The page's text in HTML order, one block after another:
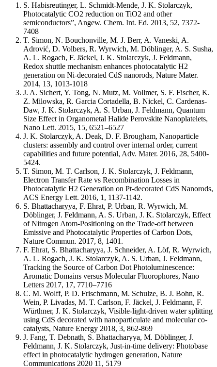
S. Habisreutinger, L. Schmidt-Mende, J. K. Stolarczyk,
Photocatalytic CO2 reduction on TiO2 and other
semiconductors”, Angew. Chem. Int. Ed. 2013, 52, 7372-
7408
T. Simon, N. Bouchonville, M. J. Berr, A. Vaneski, A.
Adrović, D. Volbers, R. Wyrwich, M. Döblinger, A. S. Susha,
A. L. Rogach, F. Jäckel, J. K. Stolarczyk, J. Feldmann,
Redox shuttle mechanism enhances photocatalytic H2
generation on Ni-decorated CdS nanorods, Nature Mater.
2014, 13, 1013-1018
J. A. Sichert, Y. Tong, N. Mutz, M. Vollmer, S. F. Fischer, K.
Z. Milowska, R. Garcia Cortadella, B. Nickel, C. Cardenas-
Daw, J. K. Stolarczyk, A. S. Urban, J. Feldmann, Quantum
Size Effect in Organometal Halide Perovskite Nanoplatelets,
Nano Lett. 2015, 15, 6521–6527
J. K. Stolarczyk, A. Deak, D. F. Brougham, Nanoparticle
clusters: assembly and control over internal order, current
capabilities and future potential, Adv. Mater. 2016, 28, 5400-
5424.
T. Simon, M. T. Carlson, J. K. Stolarczyk, J. Feldmann,
Electron Transfer Rate vs Recombination Losses in
Photocatalytic H2 Generation on Pt-decorated CdS Nanorods,
ACS Energy Lett. 2016, 1, 1137-1142.
S. Bhattacharyya, F. Ehrat, P. Urban, R. Wyrwich, M.
Döblinger, J. Feldmann, A. S. Urban, J. K. Stolarczyk, Effect
of Nitrogen Atom-Positioning on the Trade-off between
Emissive and Photocatalytic Properties of Carbon Dots,
Nature Commun. 2017, 8, 1401.
F. Ehrat, S. Bhattacharyya, J. Schneider, A. Löf, R. Wyrwich,
A. L. Rogach, J. K. Stolarczyk, A. S. Urban, J. Feldmann,
Tracking the Source of Carbon Dot Photoluminescence:
Aromatic Domains versus Molecular Fluorophores, Nano
Letters 2017, 17, 7710–7716
C. M. Wolff, P. D. Frischmann, M. Schulze, B. J. Bohn, R.
Wein, P. Livadas, M. T. Carlson, F. Jäckel, J. Feldmann, F.
Würthner, J. K. Stolarczyk, Visible-light-driven water splitting
using CdS decorated with nanoparticulate and molecular co-
catalysts, Nature Energy 2018, 3, 862-869
J. Fang, T. Debnath, S. Bhattacharyya, M. Döblinger, J.
Feldmann, J. K. Stolarczyk, Just-in-time delivery: Photobase
effect in photocatalytic hydrogen generation, Nature
Communications 2020 11, 5179